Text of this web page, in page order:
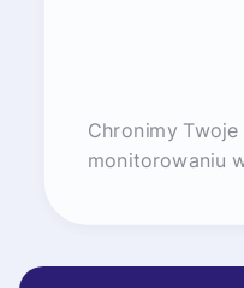
Chronimy
monitorowaniu